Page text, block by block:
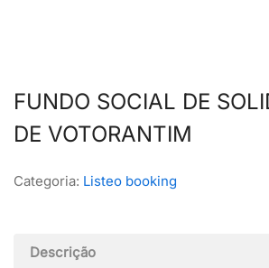
FUNDO SOCIAL DE
DE VOTORANTIM
Categoria: Listeo booking
Descrição